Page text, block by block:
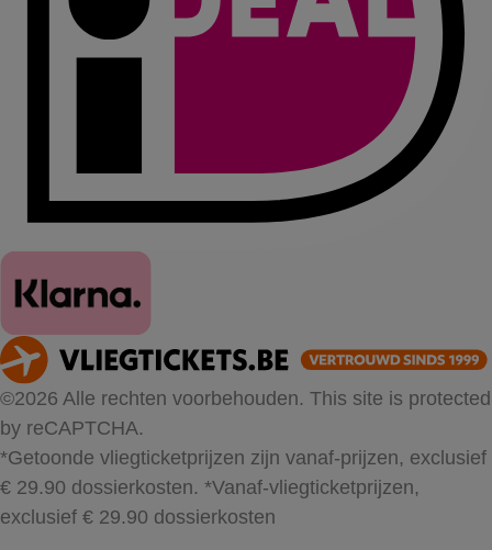
©2026 Alle rechten voorbehouden. This site is protected
by reCAPTCHA.
*Getoonde vliegticketprijzen zijn vanaf-prijzen, exclusief
€ 29.90 dossierkosten. *Vanaf-vliegticketprijzen,
exclusief € 29.90 dossierkosten